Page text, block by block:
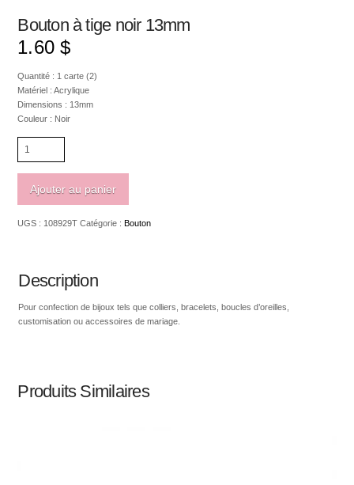
Bouton à tige noir 13mm
1.60 $
Quantité : 1 carte (2)
Matériel : Acrylique
Dimensions : 13mm
Couleur : Noir
Bouton
13mm
Ajouter au panier
UGS : 108929T Catégorie : Bouton
Description
Pour confection de bijoux tels que colliers, bracelets, boucles d’oreilles,
customisation ou accessoires de mariage.
Produits Similaires